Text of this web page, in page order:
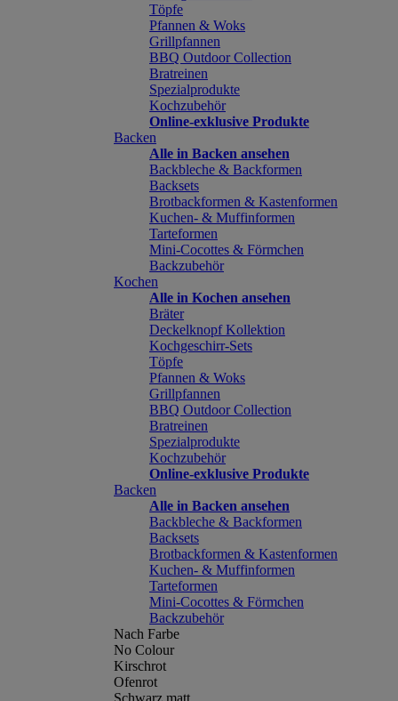
Töpfe
Pfannen & Woks
Grillpfannen
BBQ Outdoor Collection
Bratreinen
Spezialprodukte
Kochzubehör
Online-exklusive Produkte
Backen
Alle in Backen ansehen
Backbleche & Backformen
Backsets
Brotbackformen & Kastenformen
Kuchen- & Muffinformen
Tarteformen
Mini-Cocottes & Förmchen
Backzubehör
Kochen
Alle in Kochen ansehen
Bräter
Deckelknopf Kollektion
Kochgeschirr-Sets
Töpfe
Pfannen & Woks
Grillpfannen
BBQ Outdoor Collection
Bratreinen
Spezialprodukte
Kochzubehör
Online-exklusive Produkte
Backen
Alle in Backen ansehen
Backbleche & Backformen
Backsets
Brotbackformen & Kastenformen
Kuchen- & Muffinformen
Tarteformen
Mini-Cocottes & Förmchen
Backzubehör
Nach Farbe
No Colour
Kirschrot
Ofenrot
Schwarz matt